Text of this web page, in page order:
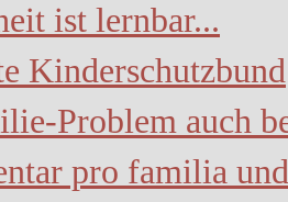
ist lernbar...
Kinderschutzbund
Problem auch
pro familia